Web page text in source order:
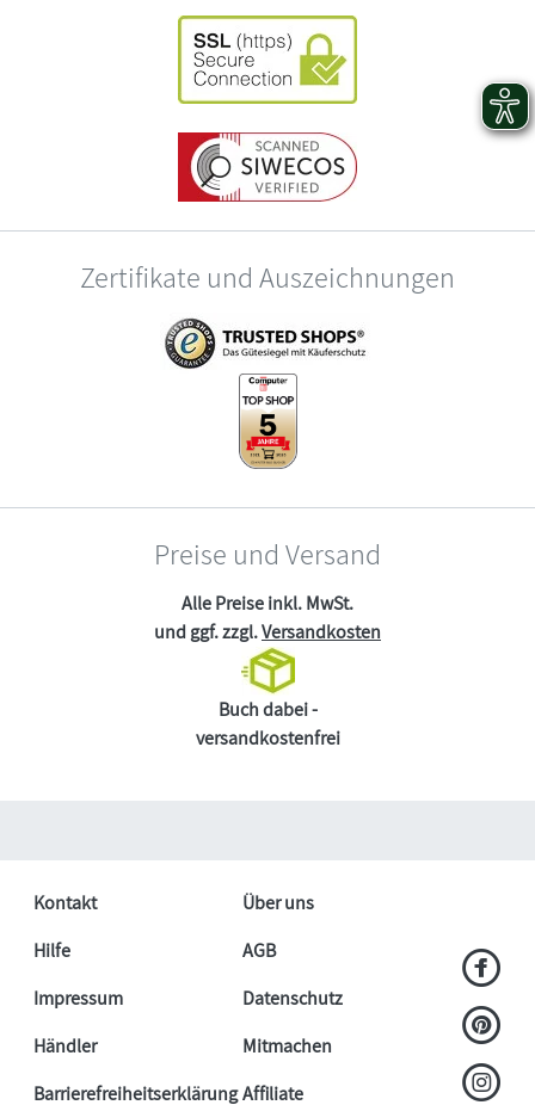
Zertifikate und Auszeichnungen
Preise und Versand
Alle Preise inkl. MwSt.
und ggf. zzgl.Versandkosten
Buch dabei -
versandkostenfrei
Kontakt
Über uns
Hilfe
AGB
Impressum
Datenschutz
Händler
Mitmachen
BarrierefreiheitserklärungAffiliate